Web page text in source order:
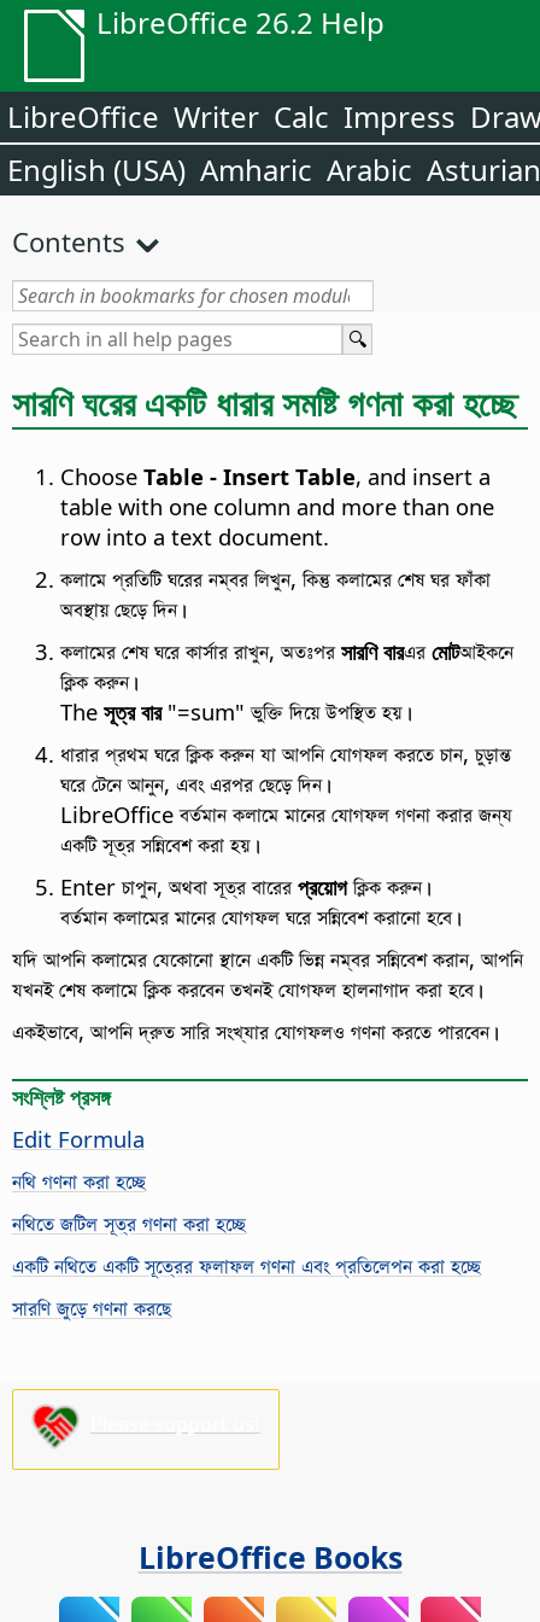
LibreOffice 26.2 Help
LibreOffice Writer Calc Impress
English (USA) Amharic Arabic Asturian
Contents
সারণি ঘরের একটি ধারার সমষ্টি গণনা করা হচ্ছে
Choose Table - Insert Table, and insert a
table with one column and more than one
row into a text document.
কলামে প্রতিটি ঘরের নম্বর লিখুন, কিন্তু কলামের শেষ ঘর ফাঁকা
অবস্থায় ছেড়ে দিন।
কলামের শেষ ঘরে কার্সার রাখুন, অতঃপরসারণি বারএরমোটআইকনে
ক্লিক করুন।
The সূত্র বার"=sum" ভুক্তি দিয়ে উপস্থিত হয়।
ধারার প্রথম ঘরে ক্লিক করুন যা আপনি যোগফল করতে চান, চুড়ান্ত
ঘরে টেনে আনুন, এবং এরপর ছেড়ে দিন।
LibreOffice বর্তমান কলামে মানের যোগফল গণনা করার জন্য
একটি সূত্র সন্নিবেশ করা হয়।
Enter চাপুন, অথবা সূত্র বারেরপ্রয়োগক্লিক করুন।
বর্তমান কলামের মানের যোগফল ঘরে সন্নিবেশ করানো হবে।
যদি আপনি কলামের যেকোনো স্থানে একটি ভিন্ন নম্বর সন্নিবেশ করান, আপনি
যখনই শেষ কলামে ক্লিক করবেন তখনই যোগফল হালনাগাদ করা হবে।
একইভাবে, আপনি দ্রুত সারি সংখ্যার যোগফলও গণনা করতে পারবেন।
সংশ্লিষ্ট প্রসঙ্গ
Edit Formula
নথি গণনা করা হচ্ছে
নথিতে জটিল সূত্র গণনা করা হচ্ছে
একটি নথিতে একটি সূত্রের ফলাফল গণনা এবং প্রতিলেপন করা হচ্ছে
সারণি জুড়ে গণনা করছে
LibreOffice Books